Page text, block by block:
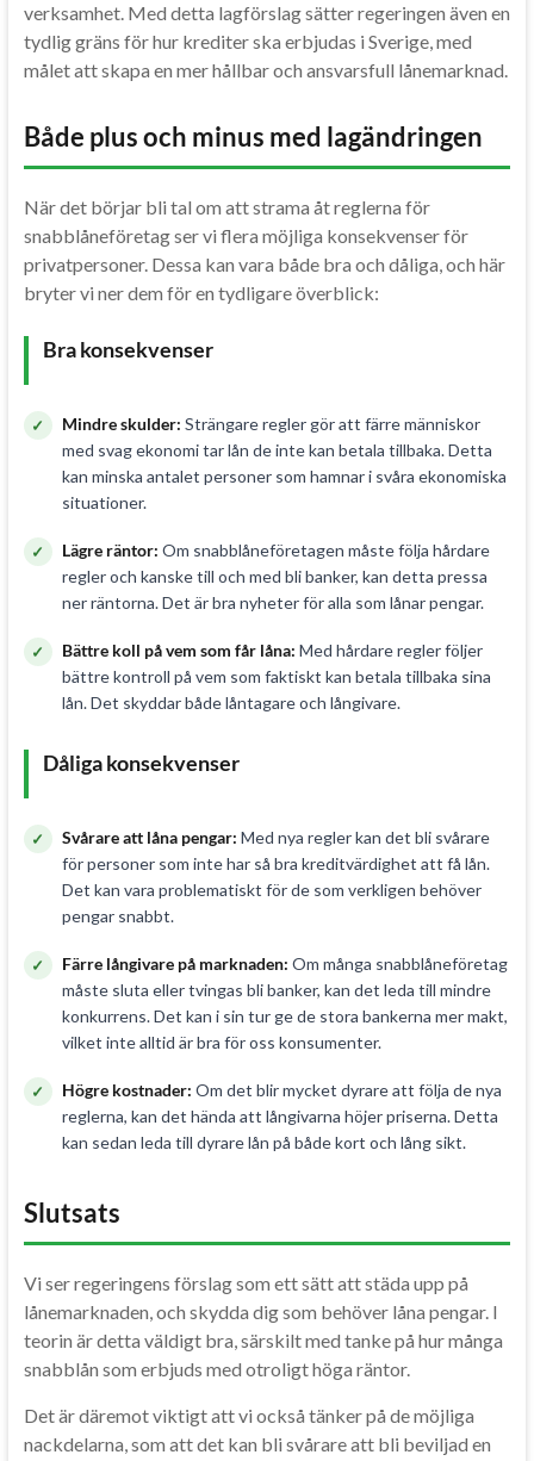
verksamhet. Med detta lagförslag sätter regeringen även en
tydlig gräns för hur krediter ska erbjudas i Sverige, med
målet att skapa en mer hållbar och ansvarsfull lånemarknad.
Både plus och minus med lagändringen
När det börjar bli tal om att strama åt reglerna för
snabblåneföretag ser vi flera möjliga konsekvenser för
privatpersoner. Dessa kan vara både bra och dåliga, och här
bryter vi ner dem för en tydligare överblick:
Bra konsekvenser
Mindre skulder: Strängare regler gör att färre människor
med svag ekonomi tar lån de inte kan betala tillbaka. Detta
kan minska antalet personer som hamnar i svåra ekonomiska
situationer.
Lägre räntor: Om snabblåneföretagen måste följa hårdare
regler och kanske till och med bli banker, kan detta pressa
ner räntorna. Det är bra nyheter för alla som lånar pengar.
Bättre koll på vem som får låna: Med hårdare regler följer
bättre kontroll på vem som faktiskt kan betala tillbaka sina
lån. Det skyddar både låntagare och långivare.
Dåliga konsekvenser
Svårare att låna pengar: Med nya regler kan det bli svårare
för personer som inte har så bra kreditvärdighet att få lån.
Det kan vara problematiskt för de som verkligen behöver
pengar snabbt.
Färre långivare på marknaden: Om många snabblåneföretag
måste sluta eller tvingas bli banker, kan det leda till mindre
konkurrens. Det kan i sin tur ge de stora bankerna mer makt,
vilket inte alltid är bra för oss konsumenter.
Högre kostnader: Om det blir mycket dyrare att följa de nya
reglerna, kan det hända att långivarna höjer priserna. Detta
kan sedan leda till dyrare lån på både kort och lång sikt.
Slutsats
Vi ser regeringens förslag som ett sätt att städa upp på
lånemarknaden, och skydda dig som behöver låna pengar. I
teorin är detta väldigt bra, särskilt med tanke på hur många
snabblån som erbjuds med otroligt höga räntor.
Det är däremot viktigt att vi också tänker på de möjliga
nackdelarna, som att det kan bli svårare att bli beviljad en